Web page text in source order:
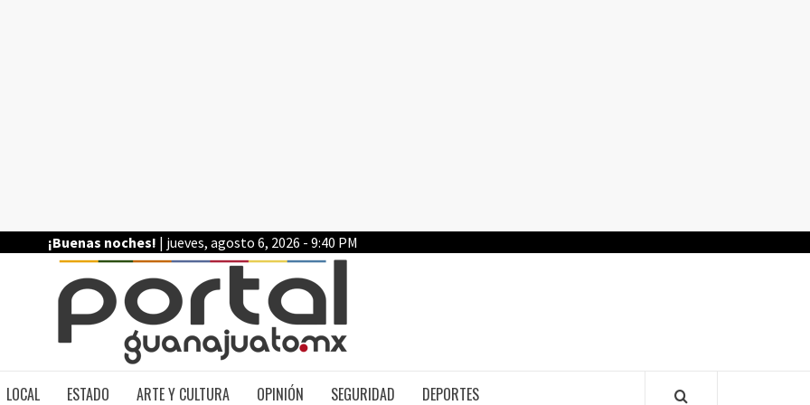
¡Buenas noches! | jueves, agosto 6, 2026 - 9:40 PM
LOCAL ESTADO ARTE Y CULTURA OPINIÓN SEGURIDAD DEPORTES